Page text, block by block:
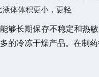
体体积更小，更轻
够长期保存不稳定和热
的冷冻干燥产品。在制